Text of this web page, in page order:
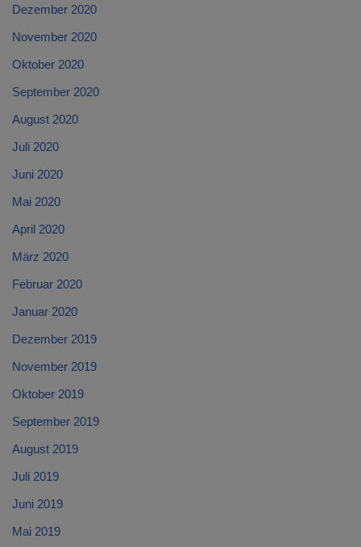
Dezember 2020
November 2020
Oktober 2020
September 2020
August 2020
Juli 2020
Juni 2020
Mai 2020
April 2020
März 2020
Februar 2020
Januar 2020
Dezember 2019
November 2019
Oktober 2019
September 2019
August 2019
Juli 2019
Juni 2019
Mai 2019